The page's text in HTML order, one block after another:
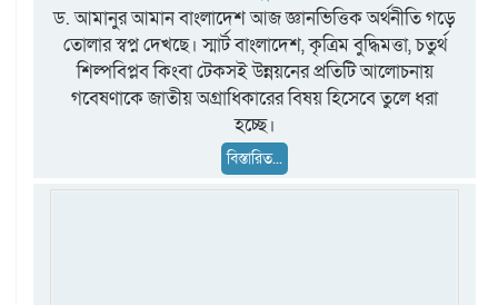
ড. আমানুর আমান বাংলাদেশ আজ জ্ঞানভিত্তিক অর্থনীতি গড়ে
তোলার স্বপ্ন দেখছে। স্মার্ট বাংলাদেশ, কৃত্রিম বুদ্ধিমত্তা, চতুর্থ
শিল্পবিপ্লব কিংবা টেকসই উন্নয়নের প্রতিটি আলোচনায়
গবেষণাকে জাতীয় অগ্রাধিকারের বিষয় হিসেবে তুলে ধরা
হচ্ছে।
বিস্তারিত...